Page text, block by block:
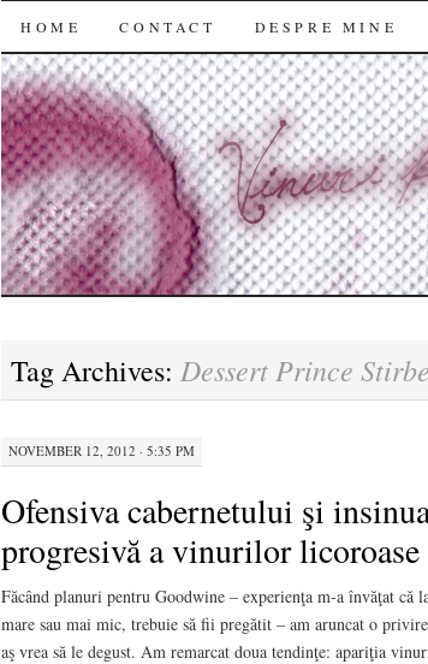
SKIP
TO
CONTENT
HOME CONTACT DESPRE MINE
Tag Archives: Dessert Prince
NOVEMBER 12, 2012 · 5:35 PM
Ofensiva cabernetului şi
progresivă a vinurilor licoroase
Făcând planuri pentru Goodwine – experienţa m-a învăţat că
mare sau mai mic, trebuie să fii pregătit – am aruncat o
aş vrea să le degust. Am remarcat doua tendinţe: apariţia